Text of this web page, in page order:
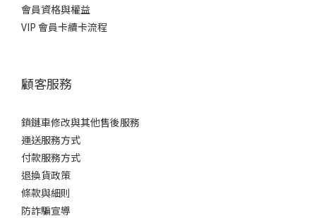
會員資格與權益
VIP 會員卡續卡流程
顧客服務
鎖鏈車修改與其他售後服務
運送服務方式
付款服務方式
退換貨政策
條款與細則
防詐騙宣導